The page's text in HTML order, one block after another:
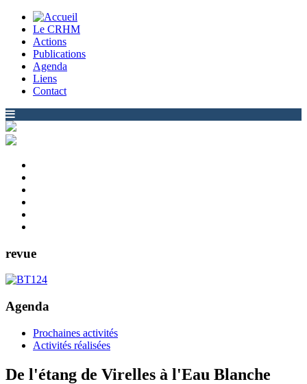
Le CRHM
Actions
Publications
Agenda
Liens
Contact
revue
Agenda
Prochaines activités
Activités réalisées
De l'étang de Virelles à l'Eau Blanche